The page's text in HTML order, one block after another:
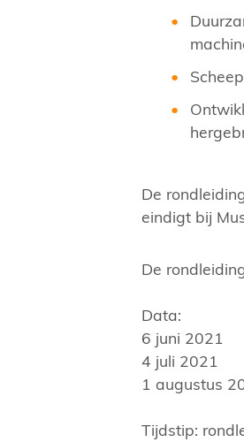
De
eindigt bij
De
Data:
6 juni 2021
4 juli 2021
1 augustus
Tijdstip: